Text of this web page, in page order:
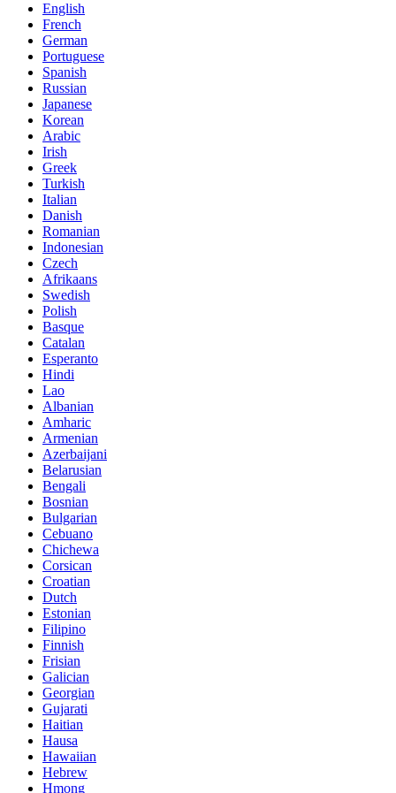
English
French
German
Portuguese
Spanish
Russian
Japanese
Korean
Arabic
Irish
Greek
Turkish
Italian
Danish
Romanian
Indonesian
Czech
Afrikaans
Swedish
Polish
Basque
Catalan
Esperanto
Hindi
Lao
Albanian
Amharic
Armenian
Azerbaijani
Belarusian
Bengali
Bosnian
Bulgarian
Cebuano
Chichewa
Corsican
Croatian
Dutch
Estonian
Filipino
Finnish
Frisian
Galician
Georgian
Gujarati
Haitian
Hausa
Hawaiian
Hebrew
Hmong